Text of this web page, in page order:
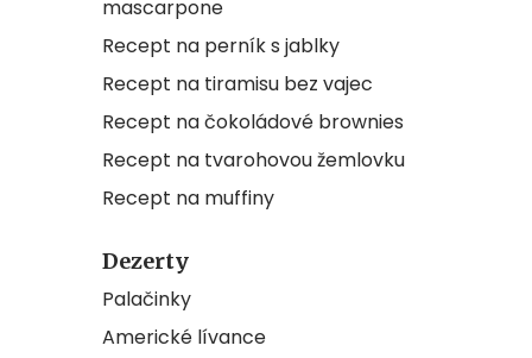
mascarpone
Recept na perník s jablky
Recept na tiramisu bez vajec
Recept na čokoládové brownies
Recept na tvarohovou žemlovku
Recept na muffiny
Dezerty
Palačinky
Americké lívance